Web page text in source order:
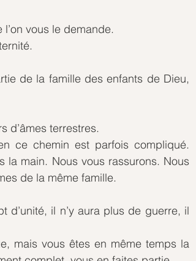
vous le demande.
de la famille des enfants de Dieu,
d’âmes terrestres.
ce chemin est parfois compliqué.
la main. Nous vous rassurons. Nous
de la même famille.
d’unité, il n’y aura plus de guerre, il
mais vous êtes en même temps la